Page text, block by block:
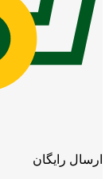
ارسال رایگان